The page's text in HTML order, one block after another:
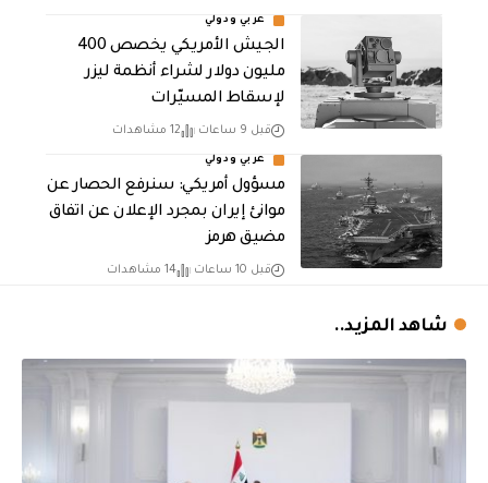
عربي ودولي
الجيش الأمريكي يخصص 400
مليون دولار لشراء أنظمة ليزر
لإسقاط المسيّرات
قبل 9 ساعات 12 مشاهدات
عربي ودولي
مسؤول أمريكي: سنرفع الحصار عن
موانئ إيران بمجرد الإعلان عن اتفاق
مضيق هرمز
قبل 10 ساعات 14 مشاهدات
شاهد المزيد..